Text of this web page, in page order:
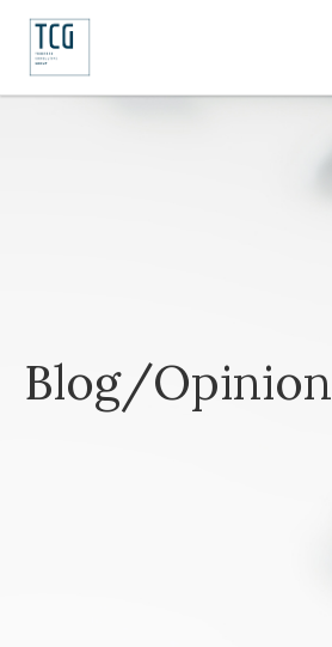
Blog/Opinion